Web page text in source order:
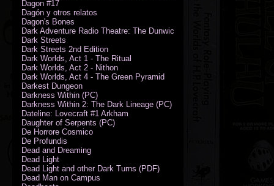
Dagon #17
Dagón y otros relatos
Dagon's Bones
Dark Adventure Radio Theatre: The Dunwich Horror - Audio CD with
Dark Streets
Dark Streets 2nd Edition
Dark Worlds, Act 1 - The Ritual
Dark Worlds, Act 2 - Nithon
Dark Worlds, Act 4 - The Green Pyramid
Darkest Dungeon
Darkness Within (PC)
Darkness Within 2: The Dark Lineage (PC)
Dateline: Lovecraft #1 Arkham
Daughter of Serpents (PC)
De Horrore Cosmico
De Profundis
Dead and Dreaming
Dead Light
Dead Light and other Dark Turns (PDF)
Dead Man on Campus